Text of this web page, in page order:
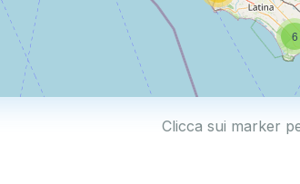
6
Clicca sui marker